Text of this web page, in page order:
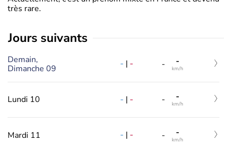
très rare.
jours suivants
Demain,
Dimanche 09
- | - - -
km/h
Lundi 10 - | - - -
km/h
Mardi 11 - | - - -
km/h